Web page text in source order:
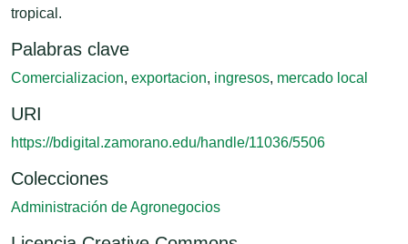
tropical.
Palabras clave
Comercializacion, exportacion, ingresos, mercado local
URI
https://bdigital.zamorano.edu/handle/11036/5506
Colecciones
Administración de Agronegocios